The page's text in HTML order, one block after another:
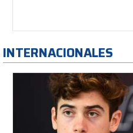
INTERNACIONALES